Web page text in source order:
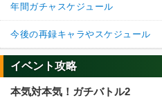
年間ガチャスケジュール
今後の再録キャラやスケジュール
イベント攻略
本気対本気！ガチバトル2